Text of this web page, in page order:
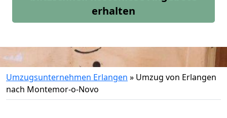
erhalten
Umzugsunternehmen Erlangen » Umzug von Erlangen
nach Montemor-o-Novo